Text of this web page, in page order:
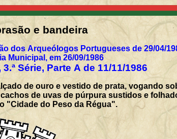
e bandeira
dos Arqueólogos Portugueses de 29/04/
Municipal, em 26/09/1986
Série, Parte A de 11/11/1986
de ouro e vestido de prata, vogando
de uvas de púrpura sustidos e
"Cidade do Peso da Régua".